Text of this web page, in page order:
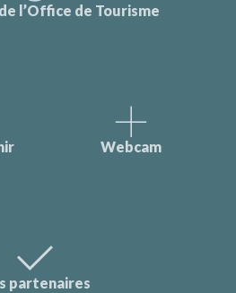
l’Office de Tourisme
Webcam
partenaires